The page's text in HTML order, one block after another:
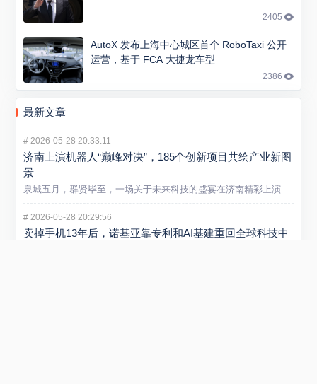
2405
AutoX 发布上海中心城区首个 RoboTaxi 公开
运营，基于 FCA 大捷龙车型
2386
最新文章
#2026-05-28 20:33:11
济南上演机器人“巅峰对决”，185个创新项目共绘产业新图
景
泉城五月，群贤毕至，一场关于未来科技的盛宴在济南精彩上演。5...
#2026-05-28 20:29:56
卖掉手机13年后，诺基亚靠专利和AI基建重回全球科技中